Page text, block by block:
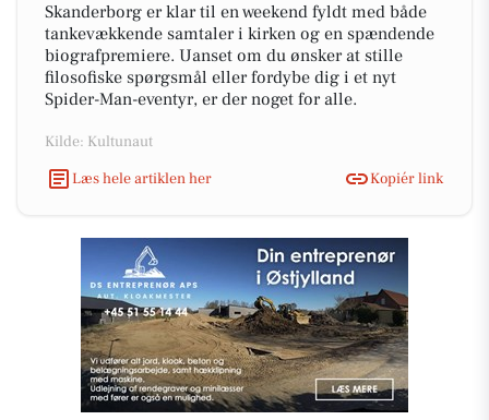
Skanderborg er klar til en weekend fyldt med både
tankevækkende samtaler i kirken og en spændende
biografpremiere. Uanset om du ønsker at stille
filosofiske spørgsmål eller fordybe dig i et nyt
Spider-Man-eventyr, er der noget for alle.
Kilde: Kultunaut
Læs hele artiklen her
Kopiér link